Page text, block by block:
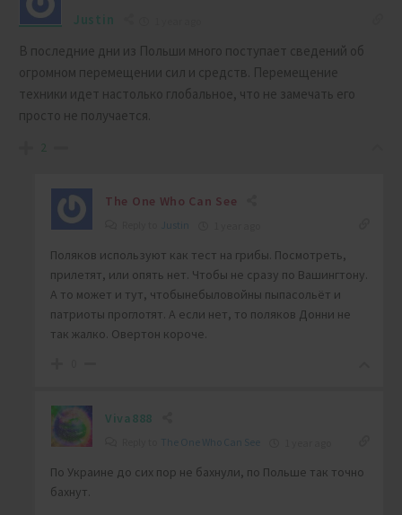
Justin
В последние дни из Польши много поступает сведений об
огромном перемещении сил и средств. Перемещение
техники идет настолько глобальное, что не замечать его
просто не получается.
2
The One Who Can See
Justin
Поляков используют как тест на грибы. Посмотреть,
прилетят, или опять нет. Чтобы не сразу по Вашингтону.
А то может и тут, чтобынебыловойны пыпасольёт и
патриоты проглотят. А если нет, то поляков Донни не
так жалко. Овертон короче.
Viva888
The One Who Can See
По Украине до сих пор не бахнули, по Польше так точно
бахнут.